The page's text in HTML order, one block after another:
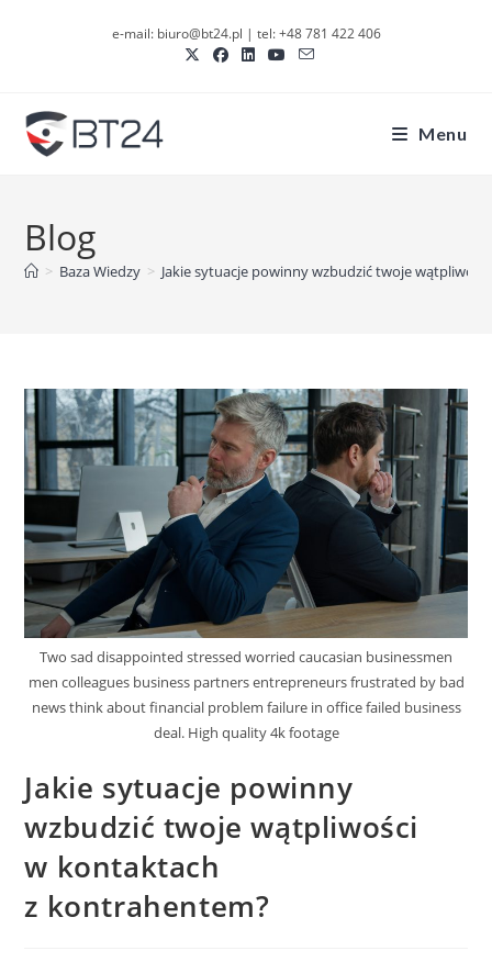
e-mail: biuro@bt24.pl | tel: +48 781 422 406
Menu
Blog
> Baza Wiedzy > Jakie sytuacje powinny wzbudzić twoje
Two sad disappointed stressed worried caucasian businessmen
men colleagues business partners entrepreneurs frustrated by bad
news think about financial problem failure in office failed business
deal. High quality 4k footage
Jakie sytuacje powinny
wzbudzić twoje wątpliwości
w kontaktach
z kontrahentem?